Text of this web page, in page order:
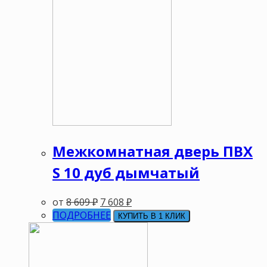
Межкомнатная дверь ПВХ
S 10 дуб дымчатый
от 8 609₽ 7 608 ₽
ПОДРОБНЕЕ
КУПИТЬ В 1 КЛИК